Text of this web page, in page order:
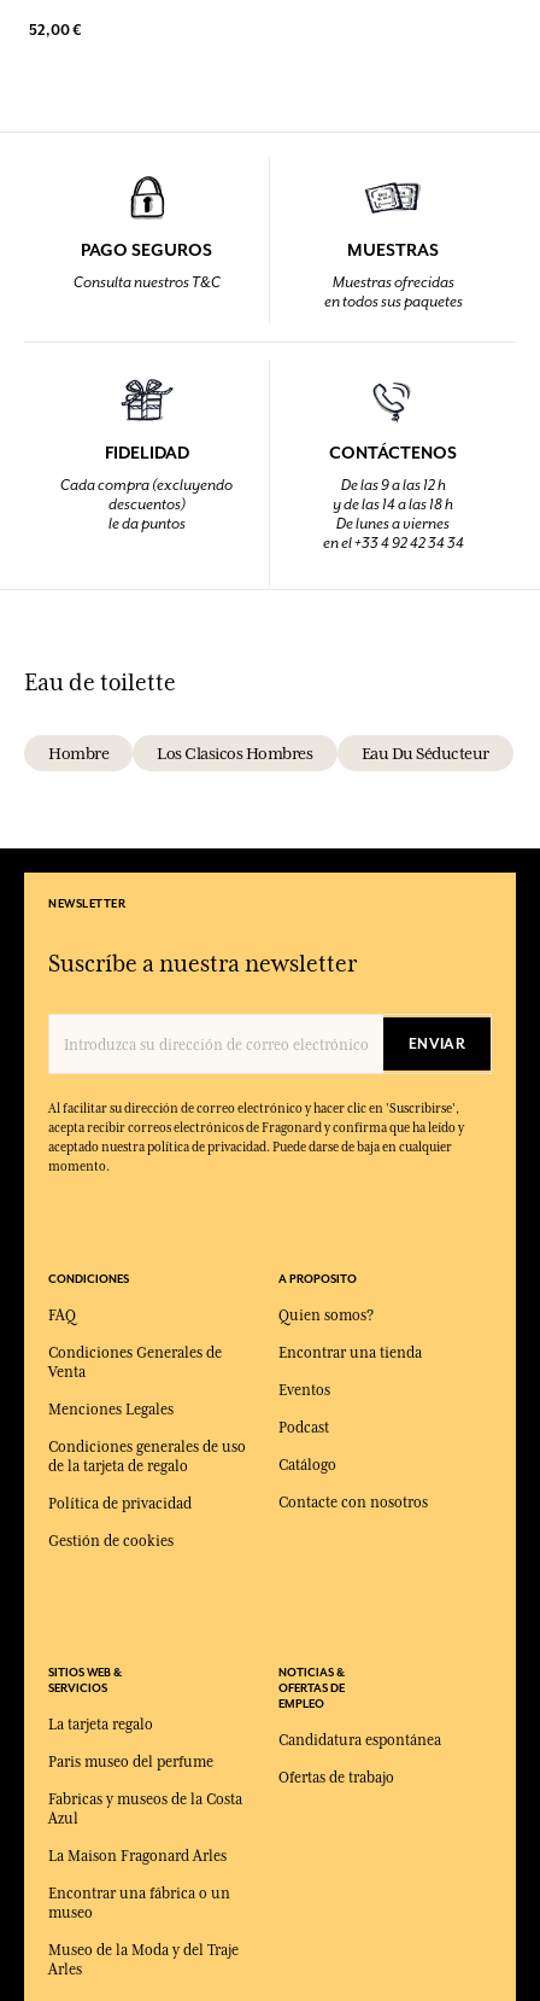
52,00 €
PAGO SEGUROS
Consulta nuestros T&C
MUESTRAS
Muestras ofrecidas
en todos sus paquetes
FIDELIDAD
Cada compra (excluyendo
descuentos)
le da puntos
CONTÁCTENOS
De las 9 a las 12 h
y de las 14 a las 18 h
De lunes a viernes
en el +33 4 92 42 34 34
Eau de toilette
Hombre Los Clasicos Hombres Eau Du Séducteur
NEWSLETTER
Suscríbe a nuestra newsletter
ENVIAR
Al facilitar su dirección de correo electrónico y hacer clic en 'Suscribirse',
acepta recibir correos electrónicos de Fragonard y confirma que ha leído y
aceptado nuestra política de privacidad. Puede darse de baja en cualquier
momento.
CONDICIONES
FAQ
Condiciones Generales de
Venta
Menciones Legales
Condiciones generales de uso
de la tarjeta de regalo
Política de privacidad
Gestión de cookies
SITIOS WEB &
SERVICIOS
La tarjeta regalo
Paris museo del perfume
Fabricas y museos de la Costa
Azul
La Maison Fragonard Arles
Encontrar una fábrica o un
museo
Museo de la Moda y del Traje
Arles
A PROPOSITO
Quien somos?
Encontrar una tienda
Eventos
Podcast
Catálogo
Contacte con nosotros
NOTICIAS &
OFERTAS DE
EMPLEO
Candidatura espontánea
Ofertas de trabajo